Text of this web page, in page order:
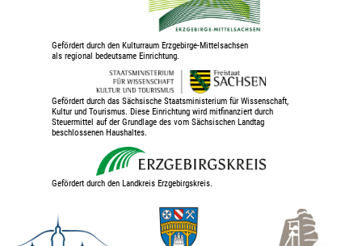
Gefördert durch den Kulturraum Erzgebirge-Mittelsachsen
als regional bedeutsame Einrichtung.
Gefördert durch das Sächsische Staatsministerium für Wissenschaft,
Kultur und Tourismus. Diese Einrichtung wird mitfinanziert durch
Steuermittel auf der Grundlage des vom Sächsischen Landtag
beschlossenen Haushaltes.
Gefördert durch den Landkreis Erzgebirgskreis.